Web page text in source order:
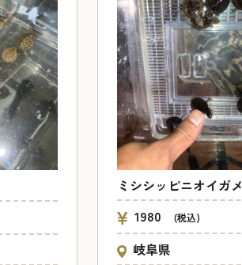
ミシシッピニオイガメ
1980
(税込)
岐阜県